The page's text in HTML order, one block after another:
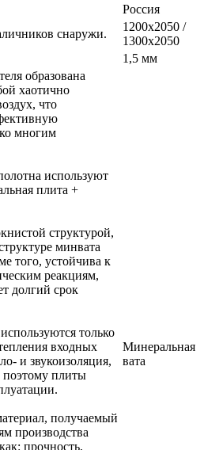
Россия
снаружи.
1200x2050 /
1300x2050
1,5 мм
образована
хаотично
что
многим
используют
плита +
структурой,
минвата
того, устойчива к
реакциям,
долгий срок
только
входных
и звукоизоляция,
поэтому плиты
получаемый
производства
прочность,
Минеральная
вата